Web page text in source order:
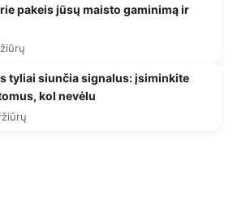
pakeis jūsų maisto gaminimą ir
tyliai siunčia signalus: įsiminkite
kol nevėlu